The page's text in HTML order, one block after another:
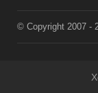
© Copyright 2007 -